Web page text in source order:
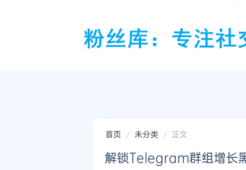
首页 未分类 正文
解锁Telegram群组增长